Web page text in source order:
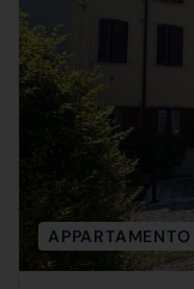
APPARTAMENTO